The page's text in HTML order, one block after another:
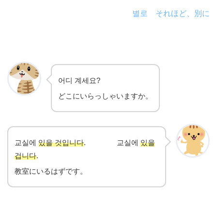
별로 それほど、別に
어디 계세요?
どこにいらっしゃいますか。
교실에 있을 것입니다. 교실에 있을
겁니다.
教室にいるはずです。